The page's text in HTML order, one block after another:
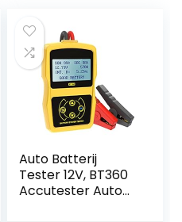
Auto Batterij
Tester 12V, BT360
Accutester Auto